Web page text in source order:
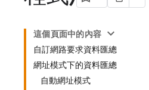
這個頁面中的內容
自訂網路要求資料匯總
網址模式下的資料匯總
自動網址模式